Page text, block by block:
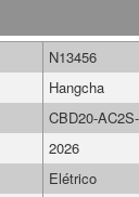
N13456
Hangcha
CBD20-
2026
Elétrico